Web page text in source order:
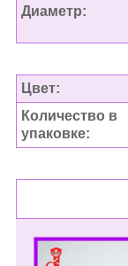
Диаметр:
Цвет:
Количество в
упаковке: